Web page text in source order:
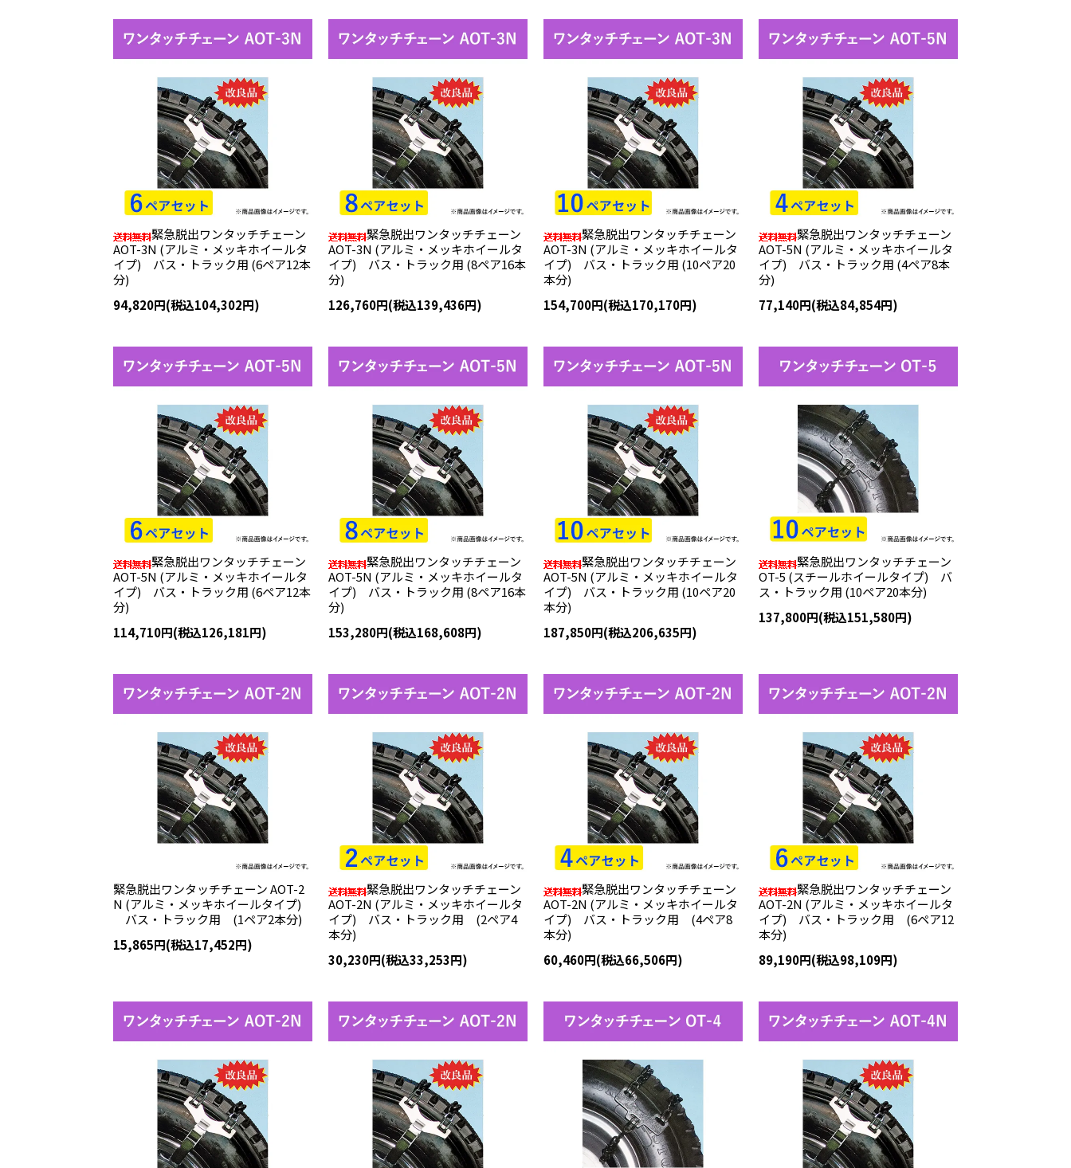
緊急脱出ワンタッチチェーン
AOT-3N (アルミ・メッキホイールタ
イプ) バス・トラック用 (6ペア12本
分)
94,820円(税込104,302円)
緊急脱出ワンタッチチェーン
AOT-3N (アルミ・メッキホイールタ
イプ) バス・トラック用 (8ペア16本
分)
126,760円(税込139,436円)
緊急脱出ワンタッチチェーン
AOT-3N (アルミ・メッキホイールタ
イプ) バス・トラック用 (10ペア20
本分)
154,700円(税込170,170円)
緊急脱出ワンタッチチェーン
AOT-5N (アルミ・メッキホイールタ
イプ) バス・トラック用 (4ペア8本
分)
77,140円(税込84,854円)
緊急脱出ワンタッチチェーン
AOT-5N (アルミ・メッキホイールタ
イプ) バス・トラック用 (6ペア12本
分)
114,710円(税込126,181円)
緊急脱出ワンタッチチェーン
AOT-5N (アルミ・メッキホイールタ
イプ) バス・トラック用 (8ペア16本
分)
153,280円(税込168,608円)
緊急脱出ワンタッチチェーン
AOT-5N (アルミ・メッキホイールタ
イプ) バス・トラック用 (10ペア20
本分)
187,850円(税込206,635円)
緊急脱出ワンタッチチェーン
OT-5 (スチールホイールタイプ) バ
ス・トラック用 (10ペア20本分)
137,800円(税込151,580円)
緊急脱出ワンタッチチェーン AOT-2
N (アルミ・メッキホイールタイプ)
バス・トラック用 (1ペア2本分)
15,865円(税込17,452円)
緊急脱出ワンタッチチェーン
AOT-2N (アルミ・メッキホイールタ
イプ) バス・トラック用 (2ペア4
本分)
30,230円(税込33,253円)
緊急脱出ワンタッチチェーン
AOT-2N (アルミ・メッキホイールタ
イプ) バス・トラック用 (4ペア8
本分)
60,460円(税込66,506円)
緊急脱出ワンタッチチェーン
AOT-2N (アルミ・メッキホイールタ
イプ) バス・トラック用 (6ペア12
本分)
89,190円(税込98,109円)